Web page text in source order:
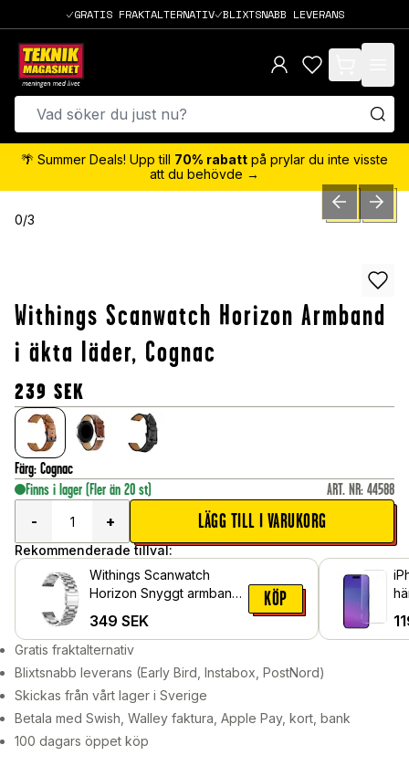
GRATIS FRAKTALTERNATIV BLIXTSNABB LEVERANS
items in cart,
🌴 Summer Deals! Upp till 70% rabatt på prylar du inte visste
att du behövde →
0/3 PREVIOUSNEXT
Withings Scanwatch Horizon Armband
i äkta läder, Cognac
239 SEK
Färg: Cognac
Finns i lager (Fler än 20 st) ART. NR: 44588
-
+ LÄGG TILL I VARUKORG
Rekommenderade tillval:
Withings Scanwatch
Horizon Snyggt armband i
349 SEK
KÖP
Gratis fraktalternativ
Blixtsnabb leverans (Early Bird, Instabox, PostNord)
Skickas från vårt lager i Sverige
Betala med Swish, Walley faktura, Apple Pay, kort, bank
100 dagars öppet köp